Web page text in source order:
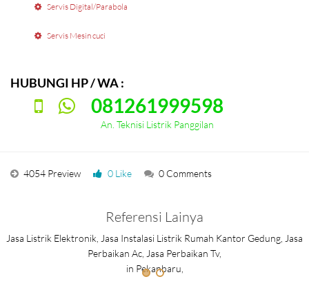
Servis Digital/Parabola
Servis Mesin cuci
HUBUNGI HP / WA :
081261999598
An. Teknisi Listrik Panggilan
4054 Preview 0 Like 0 Comments
Referensi Lainya
Jasa Listrik Elektronik, Jasa Instalasi Listrik Rumah Kantor Gedung, Jasa
Perbaikan Ac, Jasa Perbaikan Tv,
in Pekanbaru,